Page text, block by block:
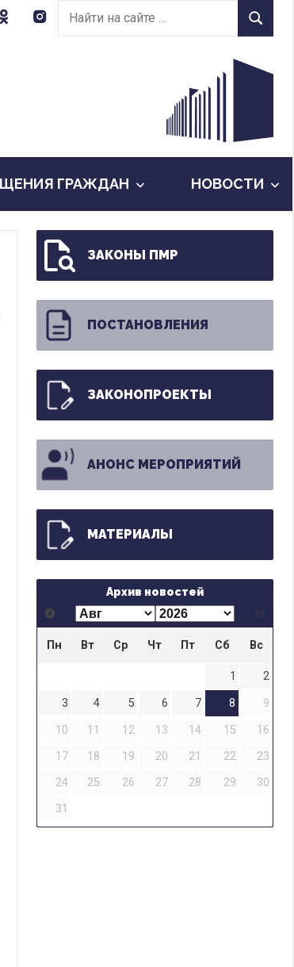
Найти
на
Найти
ГРАЖДАН НОВОСТИ
ЗАКОНЫ ПМР
ПОСТАНОВЛЕНИЯ
ЗАКОНОПРОЕКТЫ
АНОНС МЕРОПРИЯТИЙ
МАТЕРИАЛЫ
Архив новостей
Пн Вт Ср Чт Пт Сб Вс
1
2
3
4 5 6 7 8
9
10
11 12 13 14 15
16
17
18 19 20 21 22
23
24
25 26 27 28 29
30
31